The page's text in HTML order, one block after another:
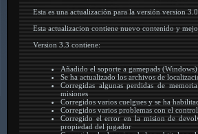
Esta es una actualización para la versión version
Esta actualizacion contiene nuevo contenido y
Version 3.3 contiene:
Añadido el soporte a gamepads (Windows)
Se ha actualizado los archivos de
Corregidas algunas perdidas de
misiones
Corregidos varios cuelgues y se ha
Corregidos varios problemas con el
Corregido el error en la mision de
propiedad del jugador